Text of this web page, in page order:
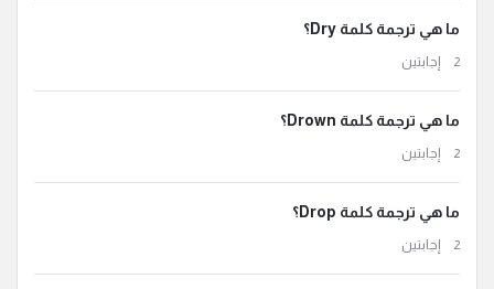
ما هي ترجمة كلمة Dry؟
‫2 إجابتين
ما هي ترجمة كلمة Drown؟
‫2 إجابتين
ما هي ترجمة كلمة Drop؟
‫2 إجابتين